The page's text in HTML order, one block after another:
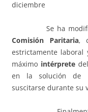
diciembre
Se ha
Comisión Paritaria,
estrictamente laboral
máximo intérprete
en la solución de
suscitarse durante su